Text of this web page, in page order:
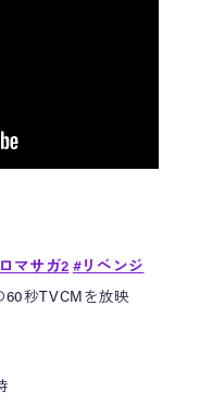
マサガ2 #リベンジ
60秒TVCMを放映